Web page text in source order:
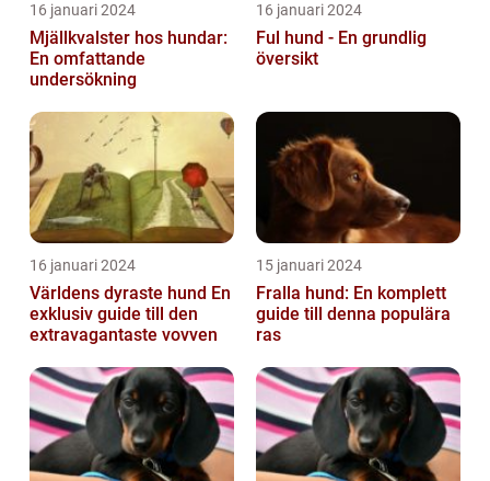
16 januari 2024
Mjällkvalster hos hundar:
En omfattande
undersökning
16 januari 2024
Ful hund - En grundlig
översikt
16 januari 2024
Världens dyraste hund En
exklusiv guide till den
extravagantaste vovven
15 januari 2024
Fralla hund: En komplett
guide till denna populära
ras